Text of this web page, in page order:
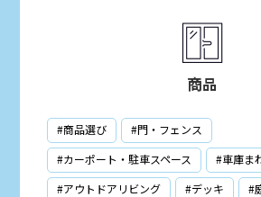
商品
#商品選び
#門・フェンス
#カーポート・駐車スペース
#車庫ま
#アウトドアリビング
#デッキ
#